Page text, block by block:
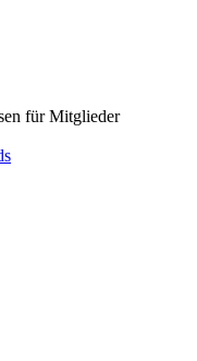
für Mitglieder